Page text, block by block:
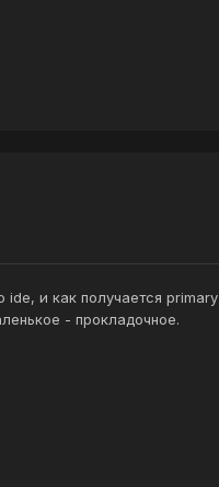
ide, и как получается primary
- прокладочное.